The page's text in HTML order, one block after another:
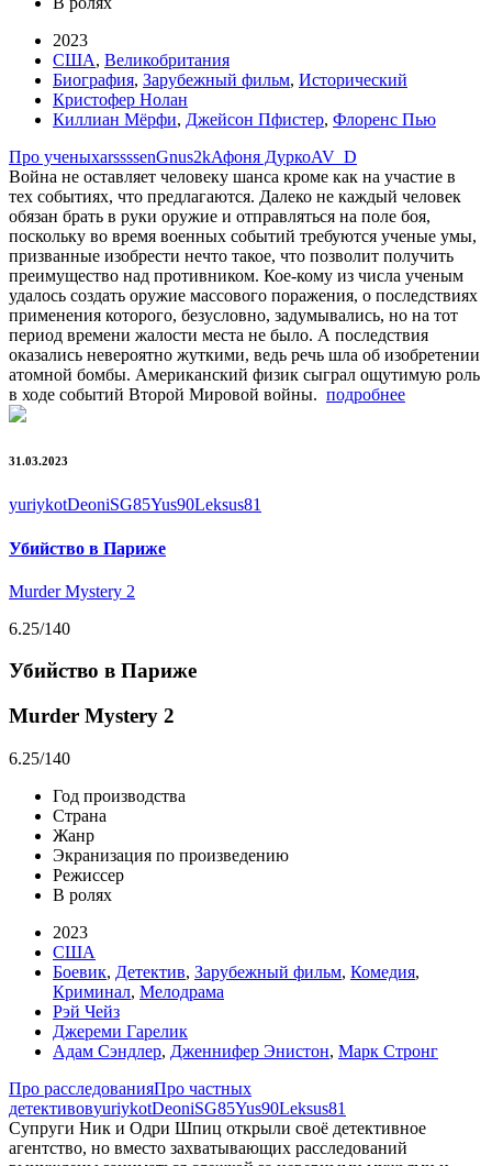
2023
США, Великобритания
Биография, Зарубежный фильм, Исторический
Кристофер Нолан
Киллиан Мёрфи, Джейсон Пфистер, Флоренс Пью
Про ученыхarssssenGnus2kАфоня ДуркоAV_D
Война не оставляет человеку шанса кроме как на участие в
тех событиях, что предлагаются. Далеко не каждый человек
обязан брать в руки оружие и отправляться на поле боя,
поскольку во время военных событий требуются ученые умы,
призванные изобрести нечто такое, что позволит получить
преимущество над противником. Кое-кому из числа ученым
удалось создать оружие массового поражения, о последствиях
применения которого, безусловно, задумывались, но на тот
период времени жалости места не было. А последствия
оказались невероятно жуткими, ведь речь шла об изобретении
атомной бомбы. Американский физик сыграл ощутимую роль
в ходе событий Второй Мировой войны. подробнее
31.03.2023
yuriykotDeoniSG85Yus90Leksus81
Убийство в Париже
Murder Mystery 2
6.25/140
Убийство в Париже
Murder Mystery 2
6.25/140
Год производства
Страна
Жанр
Экранизация по произведению
Режиссер
В ролях
2023
США
Боевик, Детектив, Зарубежный фильм, Комедия,
Криминал, Мелодрама
Рэй Чейз
Джереми Гарелик
Адам Сэндлер, Дженнифер Энистон, Марк Стронг
Про расследованияПро частных
детективовyuriykotDeoniSG85Yus90Leksus81
Супруги Ник и Одри Шпиц открыли своё детективное
агентство, но вместо захватывающих расследований